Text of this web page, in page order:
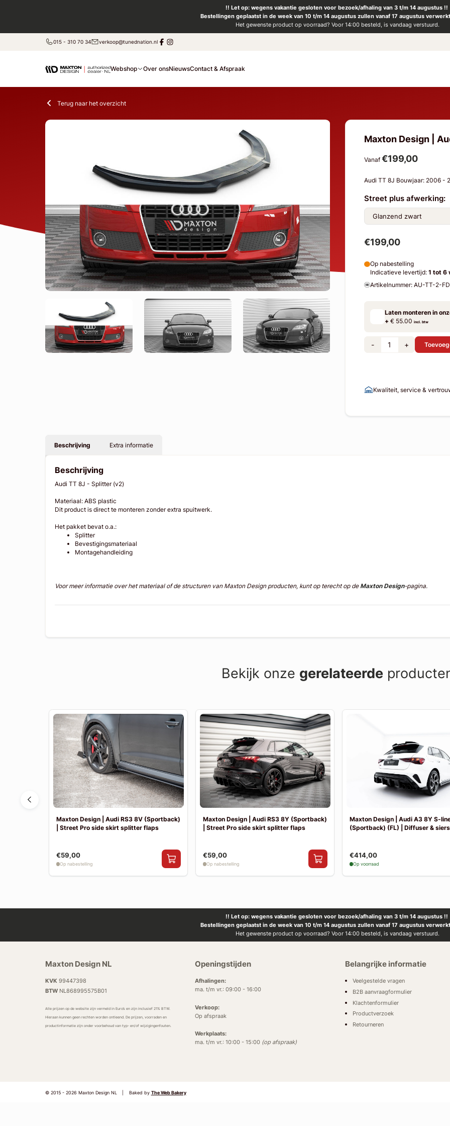
!! Let op: wegens vakantie gesloten voor bezoek/afhaling van 3 t/m 14 augustus !!
Bestellingen geplaatst in de week van 10 t/m 14 augustus zullen vanaf 17 augustus
Het gewenste product op voorraad? Voor 14:00 besteld, is vandaag verstuurd.
015 - 310 70 34 verkoop@tunednation.nl
Webshop Over onsNieuwsContact & Afspraak
Terug naar het overzicht
Maxton Design |
Vanaf €199,00
Audi TT 8J Bouwjaar: 2006 -
Street plus afwerking:
€199,00
Op nabestelling
Indicatieve levertijd: 1 tot 6
Artikelnummer: AU-TT-2-
Laten monteren in
+€ 55.00 incl. btw
- +
Kwaliteit, service &
Beschrijving Extra informatie
Beschrijving
Audi TT 8J - Splitter (v2)
Materiaal: ABS plastic
Dit product is direct te monteren zonder extra spuitwerk.
Het pakket bevat o.a.:
Splitter
Bevestigingsmateriaal
Montagehandleiding
Voor meer informatie over het materiaal of de structuren van Maxton Design producten, kunt op terecht op deMaxton Design-pagina.
Bekijk onze gerelateerde
Maxton Design | Audi RS3 8V (Sportback)
| Street Pro side skirt splitter flaps
€59,00
Op nabestelling
Maxton Design | Audi RS3 8Y (Sportback)
| Street Pro side skirt splitter flaps
€59,00
Op nabestelling
Maxton Design | Audi A3 8Y S-
(Sportback) (FL) | Diffuser &
€414,00
Op voorraad
!! Let op: wegens vakantie gesloten voor bezoek/afhaling van 3 t/m 14 augustus !!
Bestellingen geplaatst in de week van 10 t/m 14 augustus zullen vanaf 17 augustus
Het gewenste product op voorraad? Voor 14:00 besteld, is vandaag verstuurd.
Maxton Design NL
KVK 99447398
BTWNL868995575B01
Alle prijzen op de website zijn vermeld in Euro’s en zijn inclusief 21% BTW.
Hieraan kunnen geen rechten worden ontleend. De prijzen, voorraden en
productinformatie zijn onder voorbehoud van typ- en/of wijzigingenfouten.
Openingstijden
Afhalingen:
ma. t/m vr.: 09:00 - 16:00
Verkoop:
Op afspraak
Werkplaats:
ma. t/m vr.: 10:00 - 15:00 (op afspraak)
Belangrijke informatie
Veelgestelde vragen
B2B aanvraagformulier
Klachtenformulier
Productverzoek
Retourneren
© 2015 - 2026 Maxton Design NL Baked by The Web Bakery